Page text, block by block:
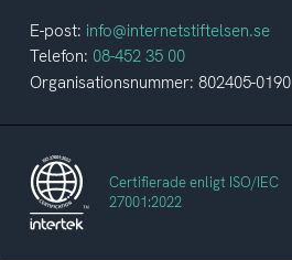
E-post: info@internetstiftelsen.se
Telefon: 08-452 35 00
Organisationsnummer: 802405-0190
Certifierade enligt ISO/IEC
27001:2022